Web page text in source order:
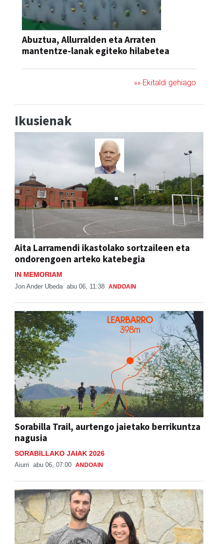
Abuztua, Allurralden eta Arraten
mantentze-lanak egiteko hilabetea
»» Ekitaldi gehiago
Ikusienak
Aita Larramendi ikastolako sortzaileen eta
ondorengoen arteko katebegia
IN MEMORIAM
Jon Ander Ubeda abu 06, 11:38 ANDOAIN
Sorabilla Trail, aurtengo jaietako berrikuntza
nagusia
SORABILLAKO JAIAK 2026
Aiurri abu 06, 07:00 ANDOAIN